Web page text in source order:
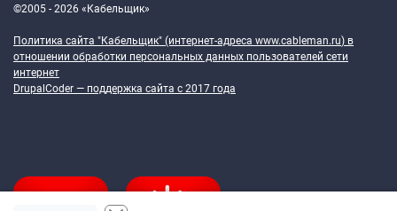
©2005 - 2026 «Кабельщик»
Политика сайта "Кабельщик" (интернет-адреса www.cableman.ru) в
отношении обработки персональных данных пользователей сети
интернет
DrupalCoder — поддержка сайта c 2017 года